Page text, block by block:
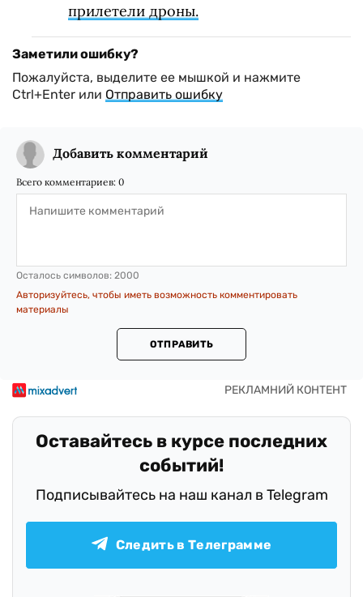
прилетели дроны.
Заметили ошибку?
Пожалуйста, выделите ее мышкой и нажмите
Ctrl+Enter или Отправить ошибку
Добавить комментарий
Всего комментариев: 0
Осталось символов: 2000
Авторизуйтесь, чтобы иметь возможность комментировать
материалы
ОТПРАВИТЬ
Оставайтесь в курсе последних
событий!
Подписывайтесь на наш канал в Telegram
Следить в Телеграмме